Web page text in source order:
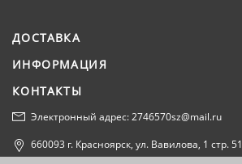
ДОСТАВКА
ИНФОРМАЦИЯ
КОНТАКТЫ
Электронный адрес: 2746570sz@mail.ru
660093 г. Красноярск, ул. Вавилова, 1 стр. 51